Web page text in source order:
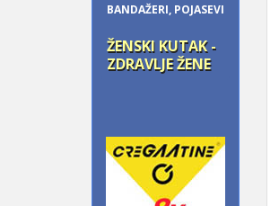
BANDAŽERI, POJASEVI
ŽENSKI KUTAK -
ZDRAVLJE ŽENE